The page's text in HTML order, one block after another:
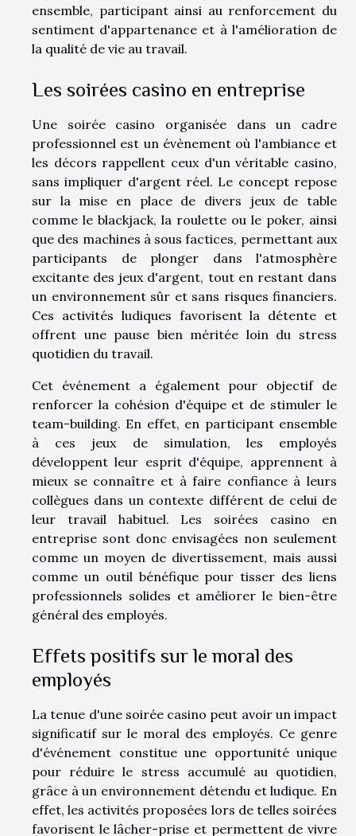
ensemble, participant ainsi au renforcement du
sentiment d'appartenance et à l'amélioration de
la qualité de vie au travail.
Les soirées casino en entreprise
Une soirée casino organisée dans un cadre
professionnel est un évènement où l'ambiance et
les décors rappellent ceux d'un véritable casino,
sans impliquer d'argent réel. Le concept repose
sur la mise en place de divers jeux de table
comme le blackjack, la roulette ou le poker, ainsi
que des machines à sous factices, permettant aux
participants de plonger dans l'atmosphère
excitante des jeux d'argent, tout en restant dans
un environnement sûr et sans risques financiers.
Ces activités ludiques favorisent la détente et
offrent une pause bien méritée loin du stress
quotidien du travail.
Cet événement a également pour objectif de
renforcer la cohésion d'équipe et de stimuler le
team-building. En effet, en participant ensemble
à ces jeux de simulation, les employés
développent leur esprit d'équipe, apprennent à
mieux se connaître et à faire confiance à leurs
collègues dans un contexte différent de celui de
leur travail habituel. Les soirées casino en
entreprise sont donc envisagées non seulement
comme un moyen de divertissement, mais aussi
comme un outil bénéfique pour tisser des liens
professionnels solides et améliorer le bien-être
général des employés.
Effets positifs sur le moral des
employés
La tenue d'une soirée casino peut avoir un impact
significatif sur le moral des employés. Ce genre
d'événement constitue une opportunité unique
pour réduire le stress accumulé au quotidien,
grâce à un environnement détendu et ludique. En
effet, les activités proposées lors de telles soirées
favorisent le lâcher-prise et permettent de vivre